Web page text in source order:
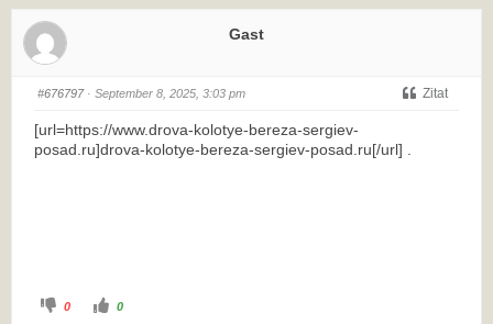
Gast
#676797· September 8, 2025, 3:03 pm Zitat
[url=https://www.drova-kolotye-bereza-sergiev-
posad.ru]drova-kolotye-bereza-sergiev-posad.ru[/url] .
0 0